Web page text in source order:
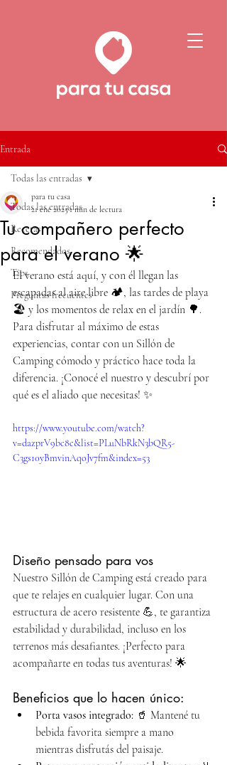
Entrada
Todas las entradas
Recetas
Recomendados
Tips
Preguntas frecuentes
Todas las entradas
Tu compañero perfecto
para el verano 🌟
para tu casa
21 ene 20251 min de lectura
El verano está aquí, y con él llegan las
escapadas al aire libre 🏕️, las tardes de playa
🏖️ y los momentos de relax en el jardín 🌳.
Para disfrutar al máximo de estas
experiencias, contar con un Sillón de
Camping cómodo y práctico hace toda la
diferencia. ¡Conocé el nuestro y descubrí por
qué es el aliado que necesitas! ✨
https://www.youtube.com/watch?
v=dazprV9bc8c&list=PLuNbRkN3bQR5-
C3gs10yBmvinAqoJv7fm&index=53
Diseño pensado para vos
Nuestro Sillón de Camping está creado para
que te relajes en cualquier lugar. Con una
estructura de acero resistente 💪, te garantiza
estabilidad y durabilidad, incluso en los
terrenos más desafiantes. ¡Perfecto para
acompañarte en todas tus aventuras! 🌟
Beneficios que lo hacen único:
Porta vasos integrado: 🥤 Mantené tu
bebida favorita siempre a mano
mientras disfrutás del paisaje.